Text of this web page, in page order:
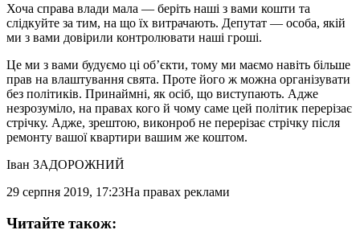
Хоча справа влади мала — беріть наші з вами кошти та
слідкуйте за тим, на що їх витрачають. Депутат — особа, якій
ми з вами довірили контролювати наші гроші.
Це ми з вами будуємо ці об’єкти, тому ми маємо навіть більше
прав на влаштування свята. Проте його ж можна організувати
без політиків. Принаймні, як осіб, що виступають. Адже
незрозуміло, на правах кого й чому саме цей політик перерізає
стрічку. Адже, зрештою, виконроб не перерізає стрічку після
ремонту вашої квартири вашим же коштом.
Іван ЗАДОРОЖНИЙ
29 серпня 2019, 17:23На правах реклами
Читайте також: